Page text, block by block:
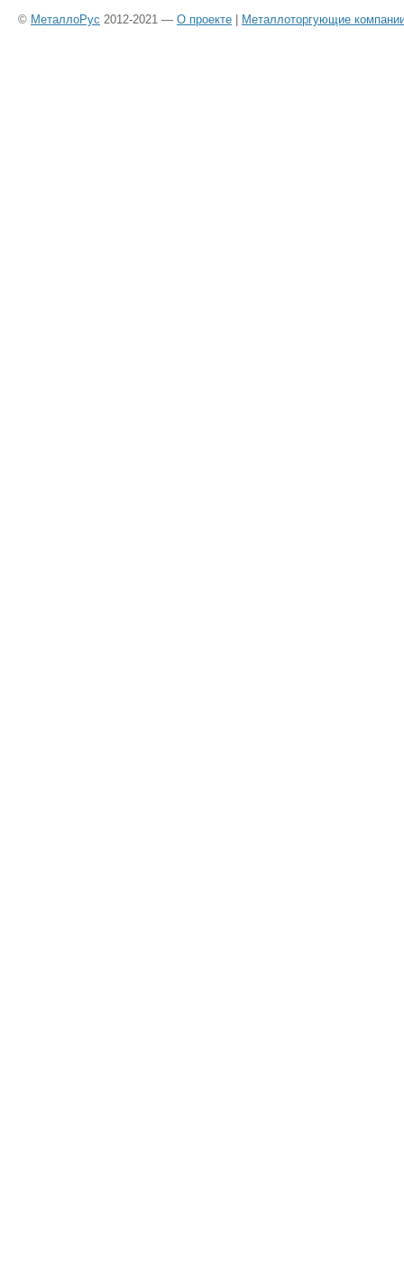
© МеталлоРус 2012-2021 — О проекте Металлоторгующие